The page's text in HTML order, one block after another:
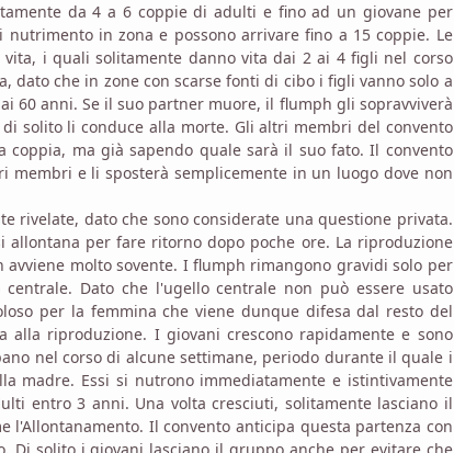
da 4 a 6 coppie di adulti e fino ad un giovane per
in zona e possono arrivare fino a 15 coppie. Le
i quali solitamente danno vita dai 2 ai 4 figli nel corso
dato che in zone con scarse fonti di cibo i figli vanno solo a
60 anni. Se il suo partner muore, il flumph gli sopravviverà
solito li conduce alla morte. Gli altri membri del convento
ma già sapendo quale sarà il suo fato. Il convento
e li sposterà semplicemente in un luogo dove non
rivelate, dato che sono considerate una questione privata.
per fare ritorno dopo poche ore. La riproduzione
molto sovente. I flumph rimangono gravidi solo per
Dato che l'ugello centrale non può essere usato
per la femmina che viene dunque difesa dal resto del
riproduzione. I giovani crescono rapidamente e sono
nel corso di alcune settimane, periodo durante il quale i
madre. Essi si nutrono immediatamente e istintivamente
entro 3 anni. Una volta cresciuti, solitamente lasciano il
l'Allontanamento. Il convento anticipa questa partenza con